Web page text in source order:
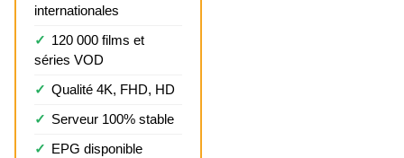
internationales
120 000 films et
séries VOD
Qualité 4K, FHD, HD
Serveur 100% stable
EPG disponible